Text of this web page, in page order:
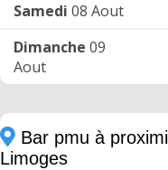
Samedi 08 Aout
Dimanche 09
Aout
Bar pmu à
Limoges